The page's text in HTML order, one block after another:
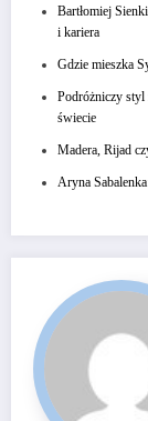
Bartłomiej
i kariera
Gdzie mieszka
Podróżniczy styl
świecie
Madera, Rijad
Aryna